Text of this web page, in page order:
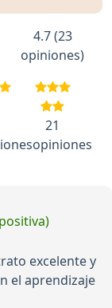
4.7 (23
opiniones)
21
opiniones
excelente y
el aprendizaje